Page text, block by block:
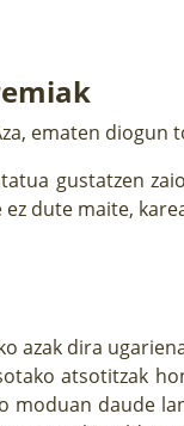
ematen
gustatzen
ez dute maite,
azak dira
atsotitzak
moduan daude